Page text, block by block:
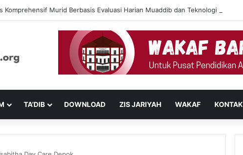
Komprehensif Murid Berbasis Evaluasi Harian Muaddib dan Teknologi AI
TA’DIB DOWNLOAD ZIS JARIYAH WAKAF KONTAK